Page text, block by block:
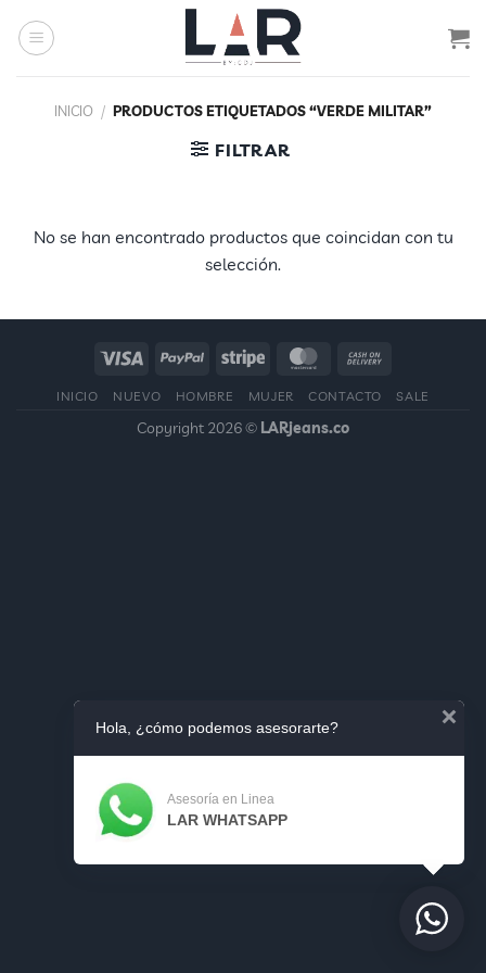
INICIO / PRODUCTOS ETIQUETADOS “VERDE MILITAR”
FILTRAR
No se han encontrado productos que coincidan con tu
selección.
INICIO NUEVO HOMBRE MUJER CONTACTO SALE
Copyright 2026 © LARjeans.co
Hola, ¿cómo podemos asesorarte?
Asesoría en Linea
LAR WHATSAPP